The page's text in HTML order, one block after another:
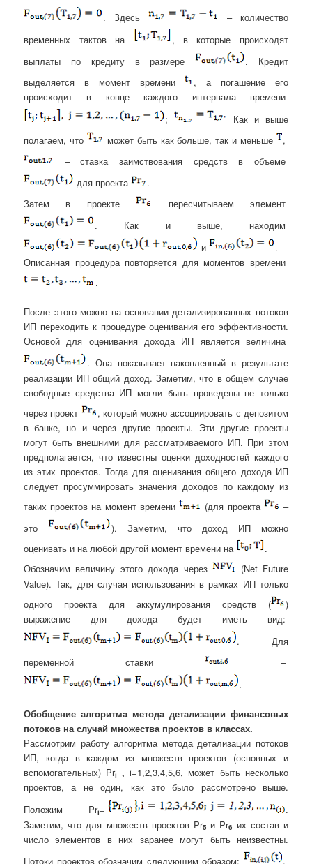
. Здесь
– количество
временных тактов на
, в которые происходят
выплаты по кредиту в размере
. Кредит
выделяется в момент времени
, а погашение его
происходит в конце каждого интервала времени
;
Как и выше
полагаем, что
может быть как больше, так и меньше
,
– ставка заимствования средств в объеме
для проекта
.
Затем в проекте
пересчитываем элемент
. Как и выше, находим
и
.
Описанная процедура повторяется для моментов времени
.
После этого можно на основании детализированных потоков
ИП переходить к процедуре оценивания его эффективности.
Основой для оценивания дохода ИП является величина
. Она показывает накопленный в результате
реализации ИП общий доход. Заметим, что в общем случае
свободные средства ИП могли быть проведены не только
через проект
, который можно ассоциировать с депозитом
в банке, но и через другие проекты. Эти другие проекты
могут быть внешними для рассматриваемого ИП. При этом
предполагается, что известны оценки доходностей каждого
из этих проектов. Тогда для оценивания общего дохода ИП
следует просуммировать значения доходов по каждому из
таких проектов на момент времени
(для проекта
–
это
). Заметим, что доход ИП можно
оценивать и на любой другой момент времени на
.
Обозначим величину этого дохода через
(Net Future
Value). Так, для случая использования в рамках ИП только
одного проекта для аккумулирования средств (
)
выражение для дохода будет иметь вид:
. Для
переменной ставки
–
.
Обобщение алгоритма метода детализации финансовых
потоков на случай множества проектов в классах.
Рассмотрим работу алгоритма метода детализации потоков
ИП, когда в каждом из множеств проектов (основных и
вспомогательных) Pri ,i=1,2,3,4,5,6, может быть несколько
проектов, а не один, как это было рассмотрено выше.
Положим Pri=
.
Заметим, что для множеств проектов Pr5 и Pr6 их состав и
число элементов в них заранее могут быть неизвестны.
Потоки проектов обозначим следующим образом:
,